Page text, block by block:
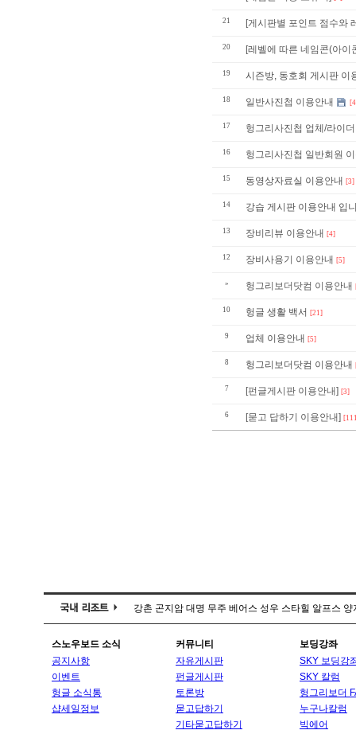
21 [게시판별 포인트 점수와
20 [레벨에 따른 네임콘(아이
19 시즌방, 동호회 게시판 이
18 일반사진첩 이용안내
17 헝그리사진첩 업체/라이
16 헝그리사진첩 일반회원
15 동영상자료실 이용안내 [3]
14 강습 게시판 이용안내 입
13 장비리뷰 이용안내 [4]
12 장비사용기 이용안내 [5]
» 헝그리보더닷컴 이용안내
10 헝글 생활 백서 [21]
9 업체 이용안내 [5]
8 헝그리보더닷컴 이용안내
7 [펀글게시판 이용안내] [3]
6 [묻고 답하기 이용안내]
강촌 곤지암 대명 무주 베어스 성우 스타힐 알프스 양
스노우보드 소식 커뮤니티
보딩강좌
공지사항
자유게시판
SKY 보딩강
이벤트
펀글게시판
SKY 칼럼
헝글 소식통
토론방
헝그리보더
샵세일정보
묻고답하기
누구나칼럼
기타묻고답하기
빅에어